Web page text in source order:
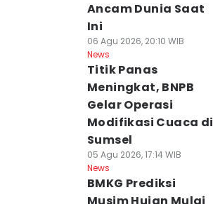
Ancam Dunia Saat
Ini
06 Agu 2026, 20:10 WIB
News
Titik Panas
Meningkat, BNPB
Gelar Operasi
Modifikasi Cuaca di
Sumsel
05 Agu 2026, 17:14 WIB
News
BMKG Prediksi